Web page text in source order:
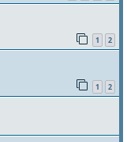
1 2
1 2